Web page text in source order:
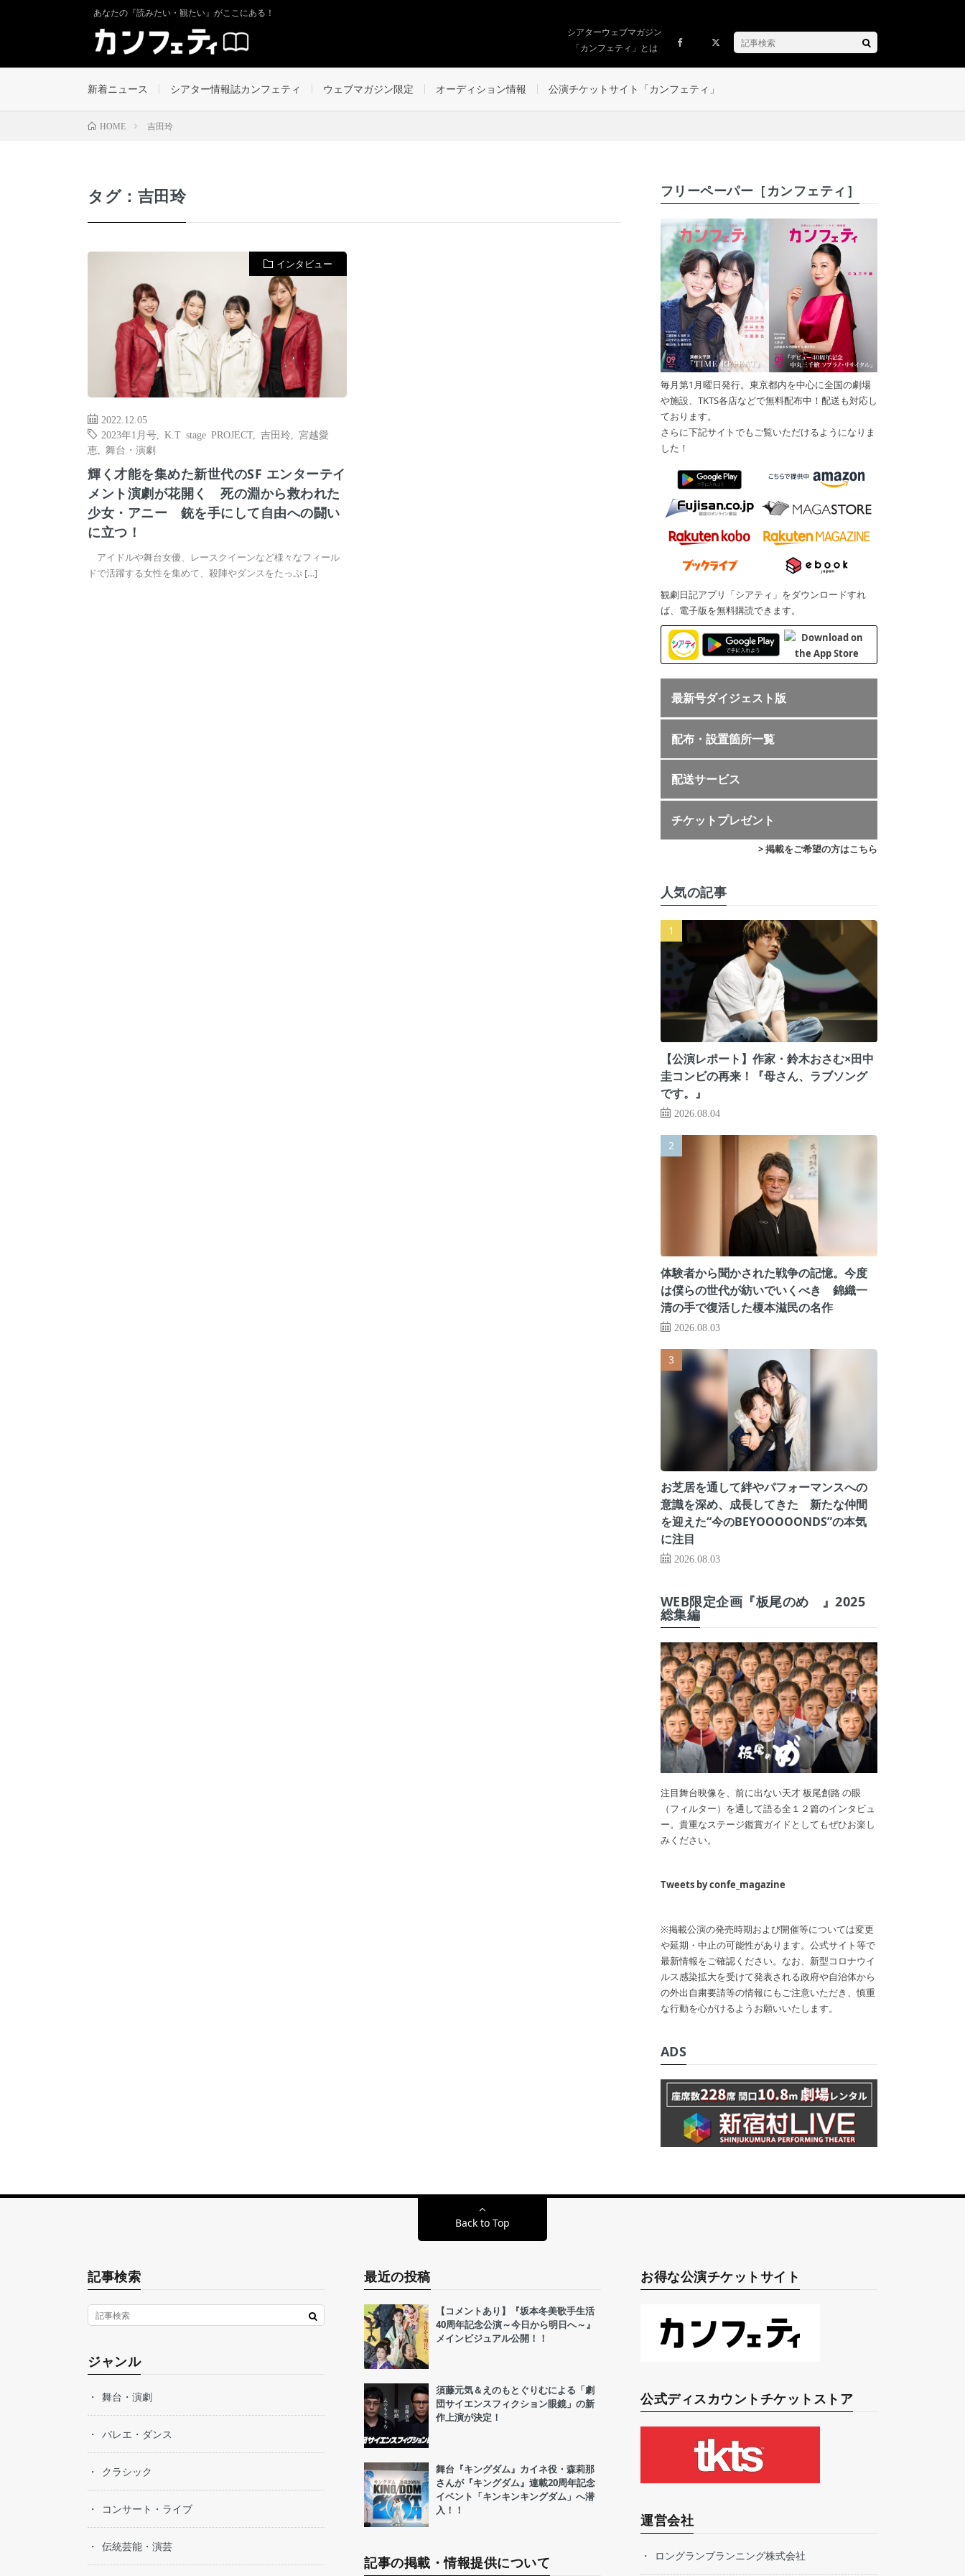
あなたの『読みたい・観たい』がここにある！
シアターウェブマガジン
「カンフェティ」とは
新着ニュース シアター情報誌カンフェティ ウェブマガジン限定 オーディション情報 公演チケットサイト「カンフェティ」
HOME 吉田玲
タグ：吉田玲
インタビュー
2022.12.05
2023年1月号
K.T stage PROJECT, 吉田玲
宮越愛
恵
舞台・演劇
輝く才能を集めた新世代のSF エンターテイ
メント演劇が花開く 死の淵から救われた
少女・アニー 銃を手にして自由への闘い
に立つ！
アイドルや舞台女優、レースクイーンなど様々なフィール
ドで活躍する女性を集めて、殺陣やダンスをたっぷ […]
フリーペーパー［カンフェティ］
毎月第1月曜日発行。東京都内を中心に全国の劇場
や施設、TKTS各店などで無料配布中！配送も対応し
ております。
さらに下記サイトでもご覧いただけるようになりま
した！
観劇日記アプリ「シアティ」をダウンロードすれ
ば、電子版を無料購読できます。
最新号ダイジェスト版
配布・設置箇所一覧
配送サービス
チケットプレゼント
> 掲載をご希望の方はこちら
人気の記事
【公演レポート】作家・鈴木おさむ×田中
圭コンビの再来！『母さん、ラブソング
です。』
2026.08.04
体験者から聞かされた戦争の記憶。今度
は僕らの世代が紡いでいくべき 錦織一
清の手で復活した榎本滋民の名作
2026.08.03
お芝居を通して絆やパフォーマンスへの
意識を深め、成長してきた 新たな仲間
を迎えた“今のBEYOOOOONDS”の本気
に注目
2026.08.03
WEB限定企画『板尾のめ゙』2025
総集編
注目舞台映像を、前に出ない天才 板尾創路 の眼
（フィルター）を通して語る全１２篇のインタビュ
ー。貴重なステージ鑑賞ガイドとしてもぜひお楽し
みください。
Tweets by confe_magazine
※掲載公演の発売時期および開催等については変更
や延期・中止の可能性があります。公式サイト等で
最新情報をご確認ください。なお、新型コロナウイ
ルス感染拡大を受けて発表される政府や自治体から
の外出自粛要請等の情報にもご注意いただき、慎重
な行動を心がけるようお願いいたします。
ADS
Back to Top
記事検索
ジャンル
舞台・演劇
バレエ・ダンス
クラシック
コンサート・ライブ
伝統芸能・演芸
最近の投稿
【コメントあり】『坂本冬美歌手生活
40周年記念公演～今日から明日へ～』
メインビジュアル公開！！
須藤元気＆えのもとぐりむによる「劇
団サイエンスフィクション眼鏡」の新
作上演が決定！
舞台『キングダム』カイネ役・森莉那
さんが『キングダム』連載20周年記念
イベント「キンキンキングダム」へ潜
入！！
記事の掲載・情報提供について
お得な公演チケットサイト
公式ディスカウントチケットストア
運営会社
ロングランプランニング株式会社